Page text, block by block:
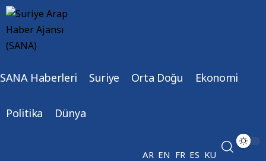
SANA Haberleri Suriye Orta Doğu Ekonomi
Politika Dünya
AR EN FR ES KU